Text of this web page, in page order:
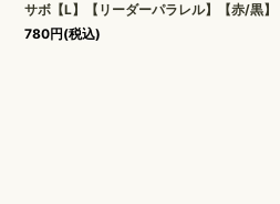
サボ【L】【リーダーパラレル】【赤/黒】
780円(税込)